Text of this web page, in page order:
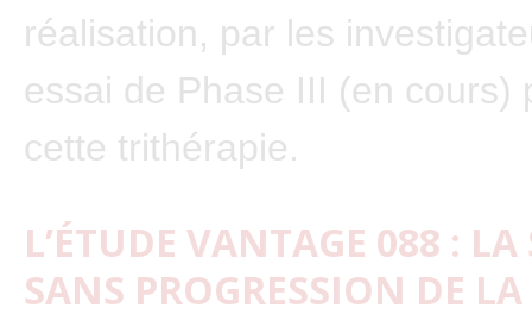
réalisation, par les
essai de Phase III (en cours)
cette trithérapie.
L’ÉTUDE VANTAGE 088 : LA
SANS PROGRESSION DE